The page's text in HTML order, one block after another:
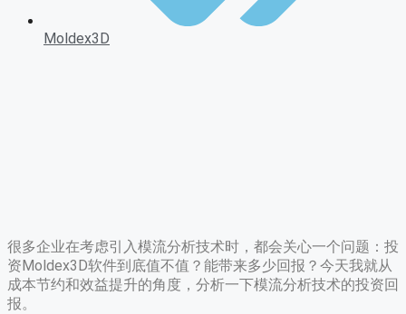
Moldex3D
很多企业在考虑引入模流分析技术时，都会关心一个问题：投
资Moldex3D软件到底值不值？能带来多少回报？今天我就从
成本节约和效益提升的角度，分析一下模流分析技术的投资回
报。